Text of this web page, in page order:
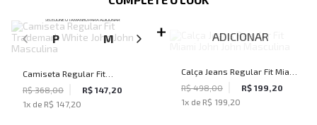
SELECIONE O TAMANHO PARA ADICIONAR
P M G GG
Camiseta Regular Fit
Trademark White John John
Masculina
R$ 368,00
R$ 147,20
1x de R$ 147,20
ADICIONAR
Calça Jeans Regular Fit Miami
John John Masculina
R$ 498,00
R$ 199,20
1x de R$ 199,20